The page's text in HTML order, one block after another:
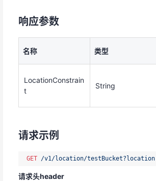
名称
t
String
请求示例
GET /v1/location/testBucket?location
请求体body
无
响应参数
名称 类型
LocationConstrain
t
String
请求示例
GET /v1/location/testBucket?location
请求头header